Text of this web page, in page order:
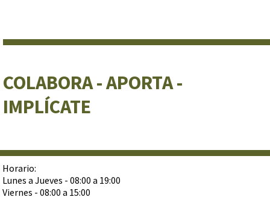
COLABORA - APORTA -
IMPLÍCATE
Horario:
Lunes a Jueves - 08:00 a 19:00
Viernes - 08:00 a 15:00